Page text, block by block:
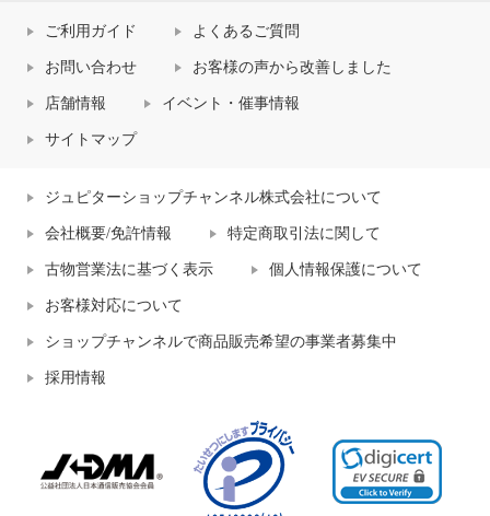
ご利用ガイド よくあるご質問
お問い合わせ お客様の声から改善しました
店舗情報 イベント・催事情報
サイトマップ
ジュピターショップチャンネル株式会社について
会社概要/免許情報 特定商取引法に関して
古物営業法に基づく表示 個人情報保護について
お客様対応について
ショップチャンネルで商品販売希望の事業者募集中
採用情報